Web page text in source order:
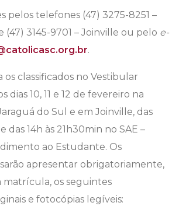
pelos telefones (47) 3275-8251 –
(47) 3145-9701 – Joinville ou pelo e-
.
classificados no Vestibular
dias 10, 11 e 12 de fevereiro na
do Sul e em Joinville, das
das 14h às 21h30min no SAE –
ao Estudante. Os
apresentar obrigatoriamente,
os seguintes
e fotocópias legíveis: